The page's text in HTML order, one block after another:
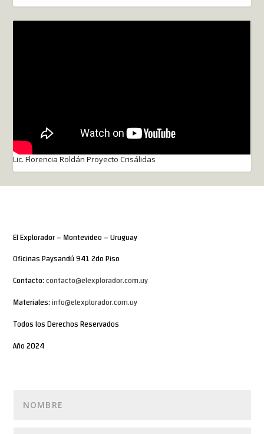
Lic. Florencia Roldán Proyecto Crisálidas
El Explorador – Montevideo – Uruguay
Oficinas Paysandú 941 2do Piso
Contacto:contacto@elexplorador.com.uy
Materiales:info@elexplorador.com.uy
Todos los Derechos Reservados
Año 2024